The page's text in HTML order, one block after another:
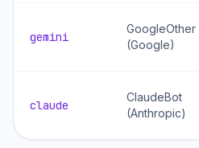
gemini
GoogleOther
(Google)
claude
ClaudeBot
(Anthropic)